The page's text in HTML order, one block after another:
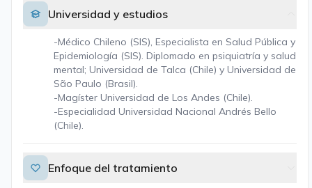
Universidad y estudios
-Médico Chileno (SIS), Especialista en Salud Pública y
Epidemiología (SIS). Diplomado en psiquiatría y salud
mental; Universidad de Talca (Chile) y Universidad de
São Paulo (Brasil).
-Magíster Universidad de Los Andes (Chile).
-Especialidad Universidad Nacional Andrés Bello
(Chile).
Enfoque del tratamiento